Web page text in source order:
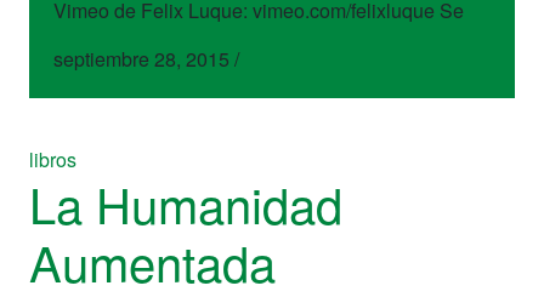
Vimeo de Felix Luque: vimeo.com/felixluque Se
septiembre 28, 2015 /
libros
La Humanidad
Aumentada